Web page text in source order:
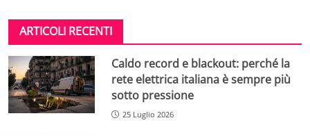
ARTICOLI RECENTI
Caldo record e blackout: perché la
rete elettrica italiana è sempre più
sotto pressione
25 Luglio 2026